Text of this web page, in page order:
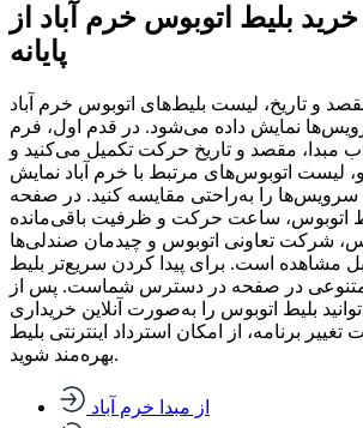
خرید بلیط اتوبوس خرم آباد از
پایانه
و تاریخ، لیست بلیط‌های اتوبوس خرم آباد
نمایش داده می‌شود. در قدم اول، فرم
مبدا، مقصد و تاریخ حرکت تکمیل می‌کنید و
اتوبوس‌های مرتبط با خرم آباد نمایش
سرویس‌ها را به‌راحتی مقایسه کنید. در صفحه
اتوبوس، ساعت حرکت و ظرفیت باقی‌مانده
شرکت تعاونی اتوبوس و چیدمان صندلی‌ها
مشاهده است. برای پیدا کردن سریع‌تر بلیط
متنوعی در صفحه در دسترس شماست. پس از
بلیط اتوبوس را به‌صورت آنلاین خریداری
برنامه، از امکان استرداد اینترنتی بلیط
بهره‌مند شوید.
از مبدا خرم آباد